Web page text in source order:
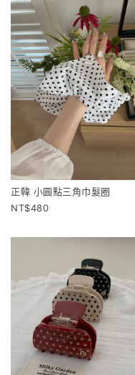
正韓 小圓點三角巾髮圈
480